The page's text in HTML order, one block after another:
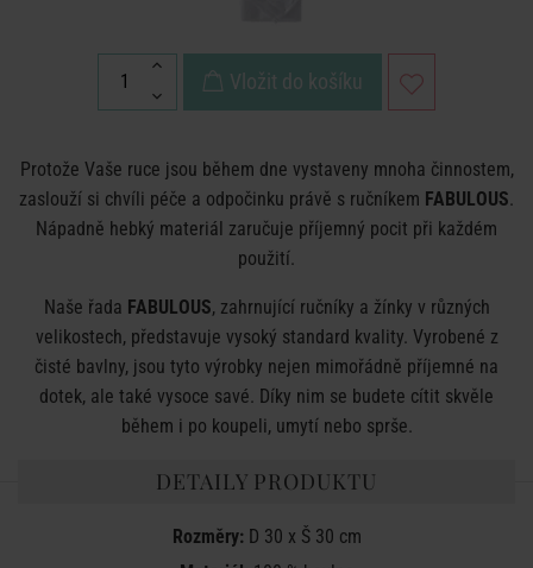
Vložit do košíku
Protože Vaše ruce jsou během dne vystaveny mnoha činnostem,
zaslouží si chvíli péče a odpočinku právě s ručníkem FABULOUS.
Nápadně hebký materiál zaručuje příjemný pocit při každém
použití.
Naše řada FABULOUS, zahrnující ručníky a žínky v různých
velikostech, představuje vysoký standard kvality. Vyrobené z
čisté bavlny, jsou tyto výrobky nejen mimořádně příjemné na
dotek, ale také vysoce savé. Díky nim se budete cítit skvěle
během i po koupeli, umytí nebo sprše.
DETAILY PRODUKTU
Rozměry:D 30 x Š 30 cm